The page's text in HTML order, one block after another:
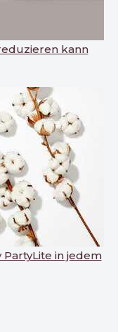
kann
in jedem